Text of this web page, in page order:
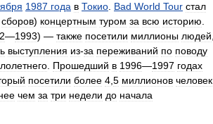
1987 года в Токио Bad World Tour стал
сборов) концертным туром за всю историю
—1993) — также посетили миллионы людей
выступления из-за переживаний по поводу
Прошедший в 1996—1997 годах
посетили более 4 5 миллионов человек
чем за три недели до начала